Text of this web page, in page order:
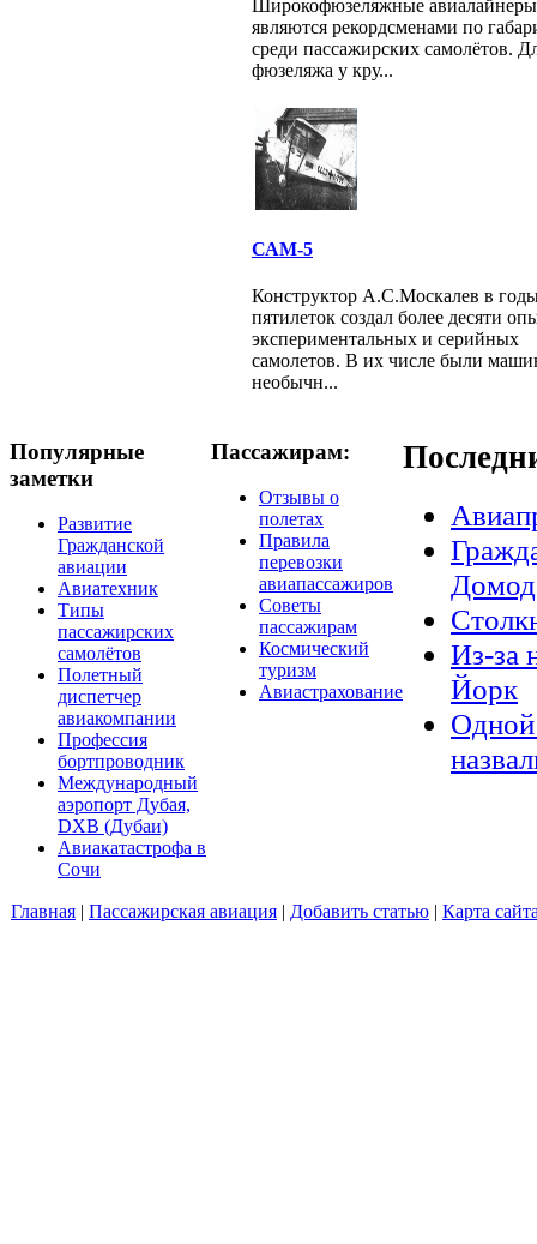
Широкофюзеляжные авиалайнеры
являются рекордсменами по
среди пассажирских самолётов.
фюзеляжа у кру...
САМ-5
Конструктор А.С.Москалев в
пятилеток создал более десяти
экспериментальных и серийных
самолетов. В их числе были
необычн...
Популярные
заметки
Развитие
Гражданской
авиации
Авиатехник
Типы
пассажирских
самолётов
Полетный
диспетчер
авиакомпании
Профессия
бортпроводник
Международный
аэропорт Дубая,
DXB (Дубаи)
Авиакатастрофа в
Сочи
Пассажирам:
Отзывы о
полетах
Правила
перевозки
авиапассажиров
Советы
пассажирам
Космический
туризм
Авиастрахование
Из-за
Йорк
Одной
Главная | Пассажирская авиация | Добавить статью | Карта